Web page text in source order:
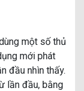
một số thủ
mới phát
đầu nhìn thấy.
lần đầu, bằng